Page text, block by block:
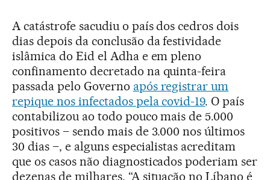
A catástrofe sacudiu o país dos cedros dois
dias depois da conclusão da festividade
islâmica do Eid el Adha e em pleno
confinamento decretado na quinta-feira
passada pelo Governo após registrar um
repique nos infectados pela covid-19. O país
contabilizou ao todo pouco mais de 5.000
positivos – sendo mais de 3.000 nos últimos
30 dias –, e alguns especialistas acreditam
que os casos não diagnosticados poderiam ser
dezenas de milhares. “A situação no Líbano é